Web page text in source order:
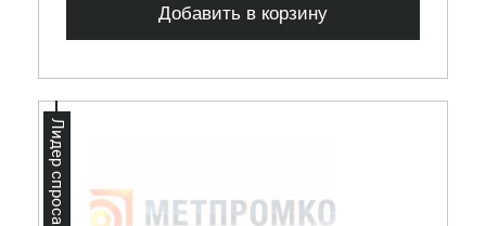
Добавить в корзину
Лидер спроса